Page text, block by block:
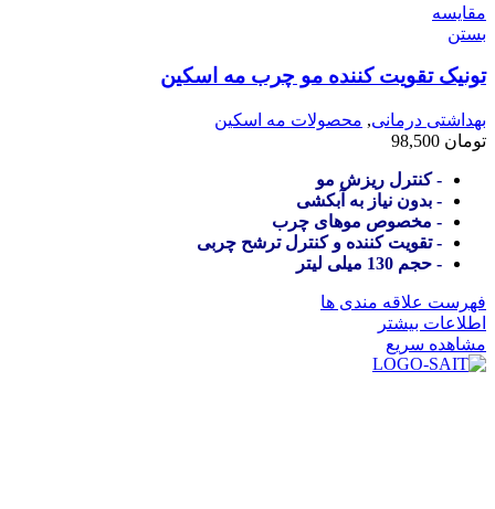
مقایسه
بستن
تونیک تقویت کننده مو چرب مه اسکین
بهداشتی درمانی, محصولات مه اسکین
تومان
- کنترل ریزش مو
- بدون نیاز به آبکشی
- مخصوص موهای چرب
- تقویت کننده و کنترل ترشح چربی
- حجم 130 میلی لیتر
فهرست علاقه مندی ها
اطلاعات بیشتر
مشاهده سریع